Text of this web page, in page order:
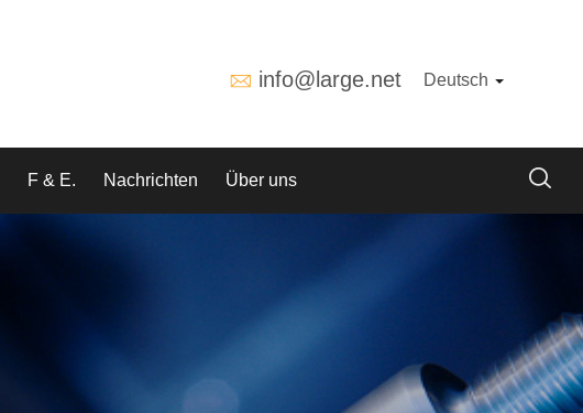
info@large.net Deutsch
F & E. Nachrichten Über uns